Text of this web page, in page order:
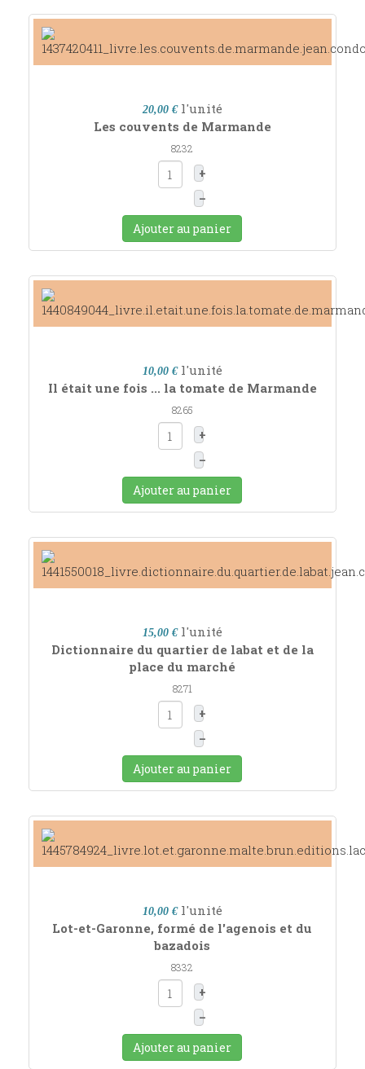
20,00 € l'unité
Les couvents de Marmande
8232
+
–
Ajouter au panier
10,00 € l'unité
Il était une fois ... la tomate de Marmande
8265
+
–
Ajouter au panier
15,00 € l'unité
Dictionnaire du quartier de labat et de la
place du marché
8271
+
–
Ajouter au panier
10,00 € l'unité
Lot-et-Garonne, formé de l'agenois et du
bazadois
8332
+
–
Ajouter au panier